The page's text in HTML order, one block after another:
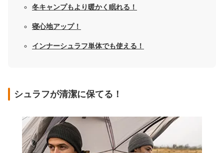
冬キャンプもより暖かく眠れる！
寝心地アップ！
インナーシュラフ単体でも使える！
シュラフが清潔に保てる！